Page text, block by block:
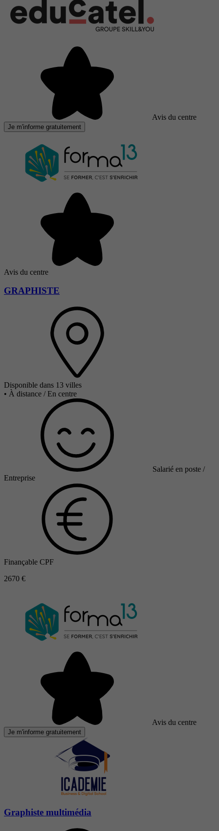
Avis du centre
Je m'informe gratuitement
Avis du centre
GRAPHISTE
Disponible dans 13 villes
• À distance / En centre
Salarié en poste /
Entreprise
Finançable CPF
2670 €
Avis du centre
Je m'informe gratuitement
Graphiste multimédia